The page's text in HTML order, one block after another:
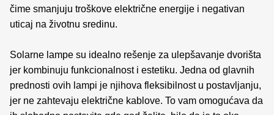
čime smanjuju troškove električne energije i negativan
uticaj na životnu sredinu.
Solarne lampe su idealno rešenje za ulepšavanje dvorišta
jer kombinuju funkcionalnost i estetiku. Jedna od glavnih
prednosti ovih lampi je njihova fleksibilnost u postavljanju,
jer ne zahtevaju električne kablove. To vam omogućava da